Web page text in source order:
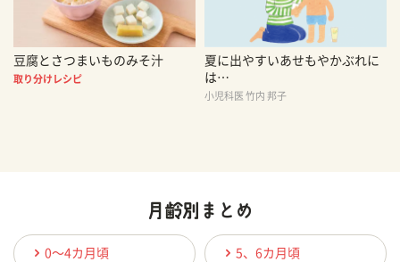
豆腐とさつまいものみそ汁
取り分けレシピ
夏に出やすいあせもやかぶれに
は…
小児科医 竹内 邦子
0〜4カ月頃 5、6カ月頃